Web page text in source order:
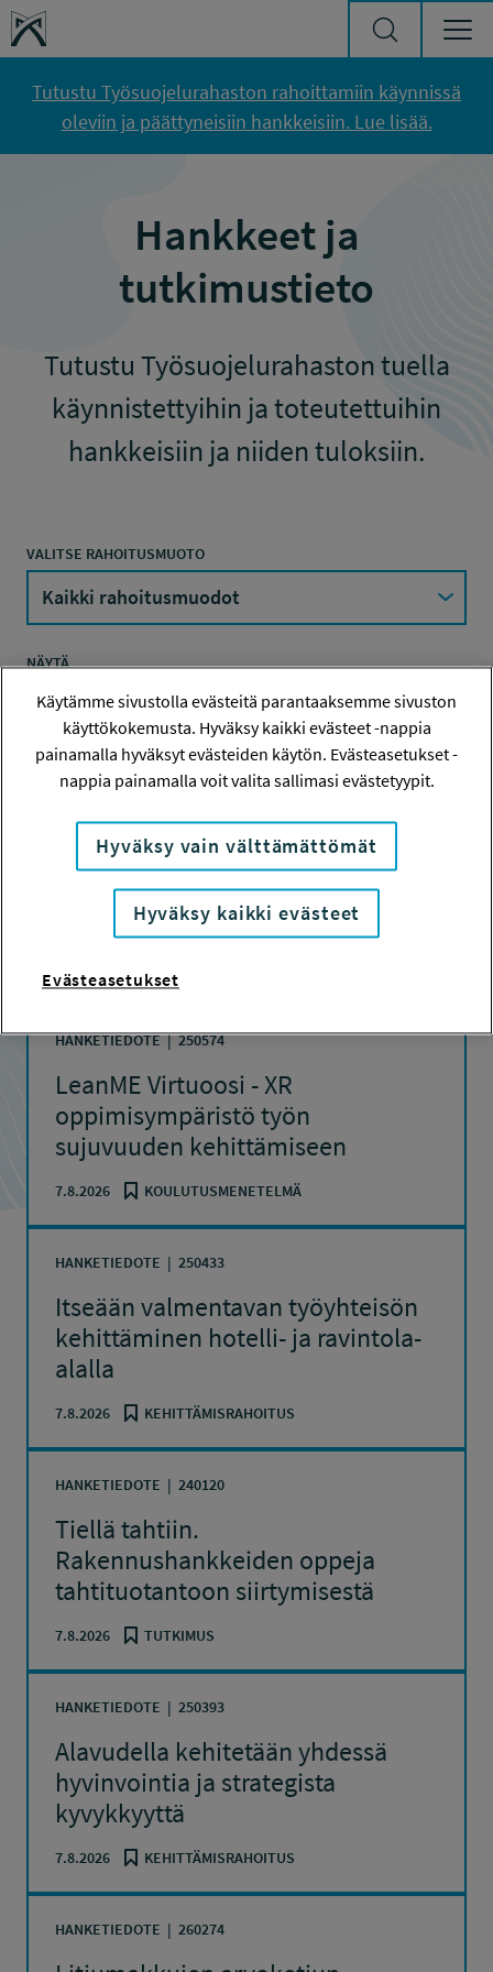
Siirry sisältöön
Työsuojelurahasto
Tutustu Työsuojelurahaston rahoittamiin käynnissä
oleviin ja päättyneisiin hankkeisiin. Lue lisää.
Hankkeet ja
tutkimustieto
Tutustu Työsuojelurahaston tuella
käynnistettyihin ja toteutettuihin
hankkeisiin ja niiden tuloksiin.
VALITSE RAHOITUSMUOTO
NÄYTÄ
HAE AIKAVÄLILLÄ
HANKETIEDOTE 250574
LeanME Virtuoosi - XR
oppimisympäristö työn
sujuvuuden kehittämiseen
7.8.2026 KOULUTUSMENETELMÄ
HANKETIEDOTE 250433
Itseään valmentavan työyhteisön
kehittäminen hotelli- ja ravintola-
alalla
7.8.2026 KEHITTÄMISRAHOITUS
HANKETIEDOTE 240120
Tiellä tahtiin.
Rakennushankkeiden oppeja
tahtituotantoon siirtymisestä
7.8.2026 TUTKIMUS
HANKETIEDOTE 250393
Alavudella kehitetään yhdessä
hyvinvointia ja strategista
kyvykkyyttä
7.8.2026 KEHITTÄMISRAHOITUS
HANKETIEDOTE 260274
Käytämme sivustolla evästeitä parantaaksemme sivuston
käyttökokemusta. Hyväksy kaikki evästeet -nappia
painamalla hyväksyt evästeiden käytön. Evästeasetukset -
nappia painamalla voit valita sallimasi evästetyypit.
Hyväksy vain välttämättömät
Hyväksy kaikki evästeet
Evästeasetukset